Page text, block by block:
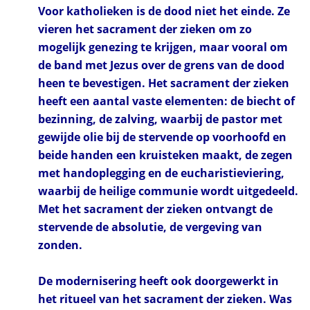
Voor katholieken is de dood niet het einde. Ze
vieren het sacrament der zieken om zo
mogelijk genezing te krijgen, maar vooral om
de band met Jezus over de grens van de dood
heen te bevestigen. Het sacrament der zieken
heeft een aantal vaste elementen: de biecht of
bezinning, de zalving, waarbij de pastor met
gewijde olie bij de stervende op voorhoofd en
beide handen een kruisteken maakt, de zegen
met handoplegging en de eucharistieviering,
waarbij de heilige communie wordt uitgedeeld.
Met het sacrament der zieken ontvangt de
stervende de absolutie, de vergeving van
zonden.
De modernisering heeft ook doorgewerkt in
het ritueel van het sacrament der zieken. Was